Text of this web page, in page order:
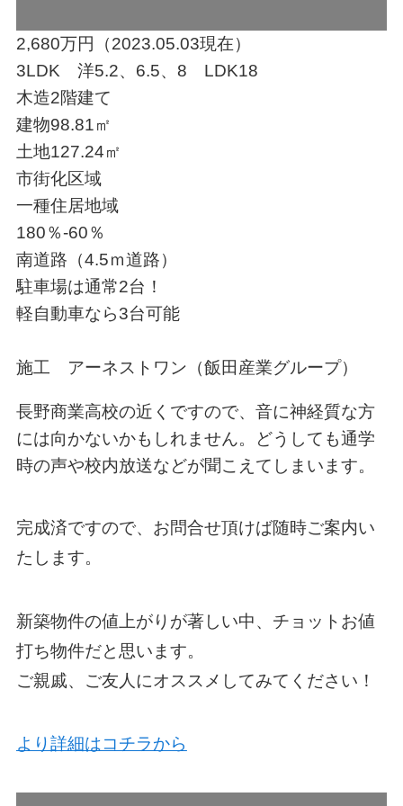
2,680万円（2023.05.03現在）
3LDK 洋5.2、6.5、8 LDK18
木造2階建て
建物98.81㎡
土地127.24㎡
市街化区域
一種住居地域
180％-60％
南道路（4.5ｍ道路）
駐車場は通常2台！
軽自動車なら3台可能
施工 アーネストワン（飯田産業グループ）
長野商業高校の近くですので、音に神経質な方
には向かないかもしれません。どうしても通学
時の声や校内放送などが聞こえてしまいます。
完成済ですので、お問合せ頂けば随時ご案内い
たします。
新築物件の値上がりが著しい中、チョットお値
打ち物件だと思います。
ご親戚、ご友人にオススメしてみてください！
より詳細はコチラから